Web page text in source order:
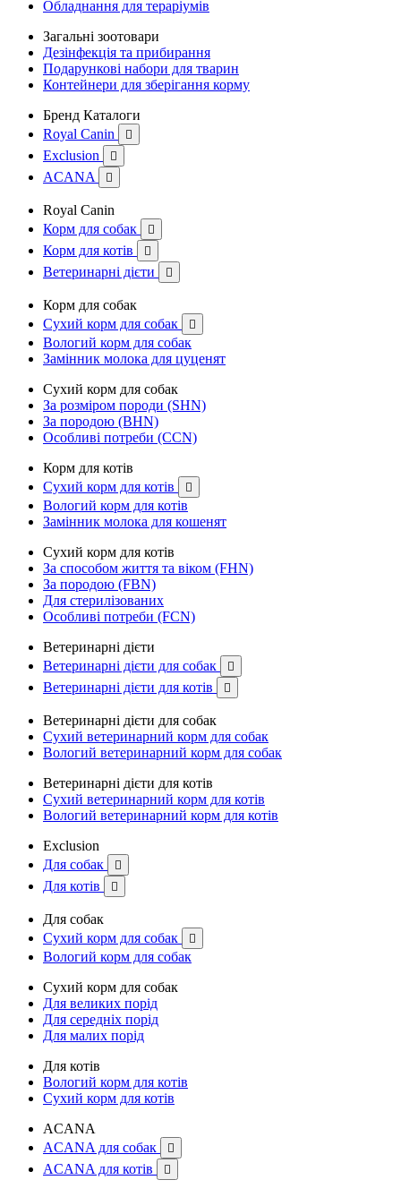
Обладнання для тераріумів
Загальні зоотовари
Дезінфекція та прибирання
Подарункові набори для тварин
Контейнери для зберігання корму
Бренд Каталоги
Royal Canin

Exclusion 
ACANA 
Royal Canin
Корм для собак

Корм для котів 
Ветеринарні дієти 
Корм для собак
Сухий корм для собак

Вологий корм для собак
Замінник молока для цуценят
Сухий корм для собак
За розміром породи (SHN)
За породою (BHN)
Особливі потреби (CCN)
Корм для котів
Сухий корм для котів

Вологий корм для котів
Замінник молока для кошенят
Сухий корм для котів
За способом життя та віком (FHN)
За породою (FBN)
Для стерилізованих
Особливі потреби (FCN)
Ветеринарні дієти
Ветеринарні дієти для собак

Ветеринарні дієти для котів 
Ветеринарні дієти для собак
Сухий ветеринарний корм для собак
Вологий ветеринарний корм для собак
Ветеринарні дієти для котів
Сухий ветеринарний корм для котів
Вологий ветеринарний корм для котів
Exclusion
Для собак

Для котів 
Для собак
Сухий корм для собак

Вологий корм для собак
Сухий корм для собак
Для великих порід
Для середніх порід
Для малих порід
Для котів
Вологий корм для котів
Сухий корм для котів
ACANA
ACANA для собак

ACANA для котів 